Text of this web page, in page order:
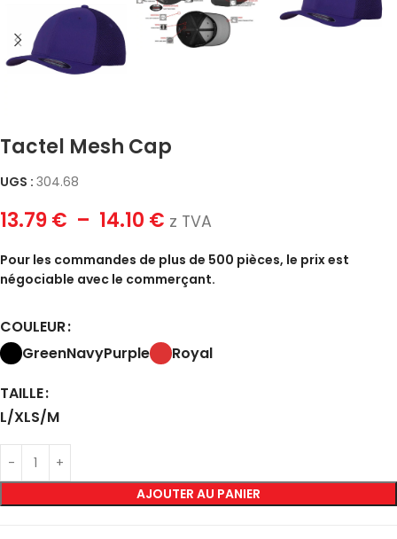
Tactel Mesh Cap
UGS : 304.68
13.79€ – 14.10 € z TVA
Pour les commandes de plus de 500 pièces, le prix est
négociable avec le commerçant.
COULEUR
GreenNavyPurple
Royal
TAILLE
L/XLS/M
AJOUTER AU PANIER